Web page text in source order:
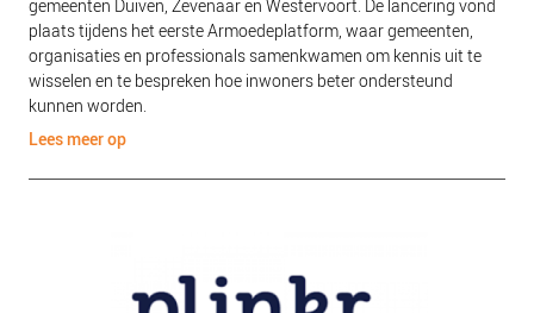
gemeenten Duiven, Zevenaar en Westervoort. De lancering vond
plaats tijdens het eerste Armoedeplatform, waar gemeenten,
organisaties en professionals samenkwamen om kennis uit te
wisselen en te bespreken hoe inwoners beter ondersteund
kunnen worden.
Lees meer op